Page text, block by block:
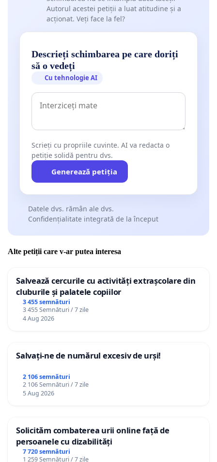
Autorul acestei petiții a luat atitudine și a
acționat. Veți face la fel?
Descrieți schimbarea pe care doriți
să o vedeți
Cu tehnologie AI
Scrieți cu propriile cuvinte. AI va redacta o
petiție solidă pentru dvs.
Generează petiția
Datele dvs. rămân ale dvs.
Confidențialitate integrată de la început
Alte petiții care v-ar putea interesa
Salvează cercurile cu activități extrașcolare din
cluburile și palatele copiilor
3 455 semnături
3 455 Semnături / 7 zile
4 Aug 2026
Salvați-ne de numărul excesiv de urși!
2 106 semnături
2 106 Semnături / 7 zile
5 Aug 2026
Solicităm combaterea urii online față de
persoanele cu dizabilități
7 720 semnături
1 259 Semnături / 7 zile